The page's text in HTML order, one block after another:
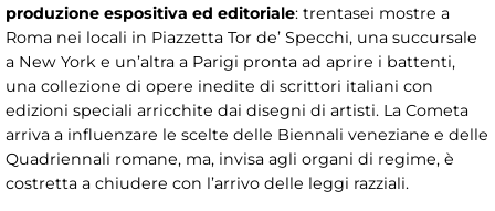
produzione espositiva ed editoriale: trentasei mostre a
Roma nei locali in Piazzetta Tor de’ Specchi, una succursale
a New York e un’altra a Parigi pronta ad aprire i battenti,
una collezione di opere inedite di scrittori italiani con
edizioni speciali arricchite dai disegni di artisti. La Cometa
arriva a influenzare le scelte delle Biennali veneziane e delle
Quadriennali romane, ma, invisa agli organi di regime, è
costretta a chiudere con l’arrivo delle leggi razziali.